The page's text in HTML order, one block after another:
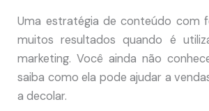
Uma estratégia de conteúdo com
muitos resultados quando é
marketing. Você ainda não
saiba como ela pode ajudar a
a decolar.